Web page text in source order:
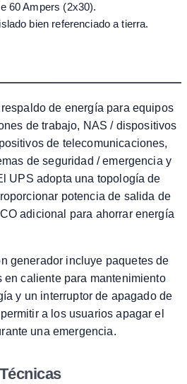
60 Ampers (2x30).
bien referenciado a tierra.
de energía para equipos
de trabajo, NAS / dispositivos
de telecomunicaciones,
de seguridad / emergencia y
UPS adopta una topología de
potencia de salida de
adicional para ahorrar energía
generador incluye paquetes de
en caliente para mantenimiento
y un interruptor de apagado de
a los usuarios apagar el
una emergencia.